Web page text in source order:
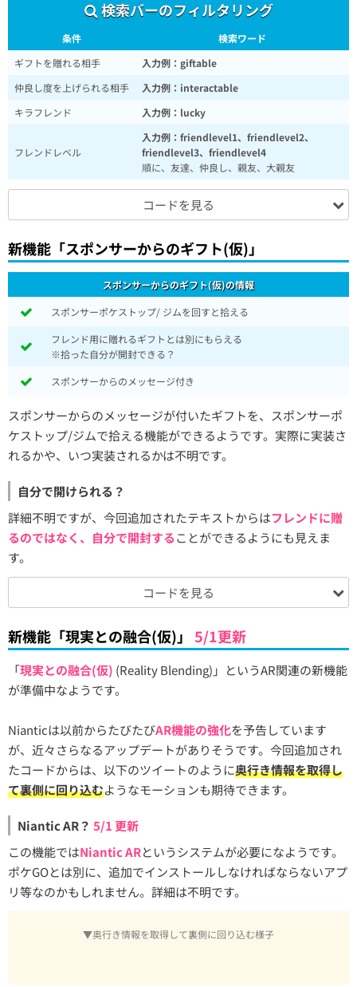
検索バーのフィルタリング
条件
検索ワード
ギフトを贈れる相手
入力例：giftable
仲良し度を上げられる相手
入力例：interactable
キラフレンド
入力例：lucky
フレンドレベル
入力例：friendlevel1、friendlevel2、
friendlevel3、friendlevel4
順に、友達、仲良し、親友、大親友
コードを見る
新機能「スポンサーからのギフト(仮)」
スポンサーからのギフト(仮)の情報
スポンサーポケストップ/ ジムを回すと拾える
フレンド用に贈れるギフトとは別にもらえる
※拾った自分が開封できる？
スポンサーからのメッセージ付き
スポンサーからのメッセージが付いたギフトを、スポンサーポ
ケストップ/ジムで拾える機能ができるようです。実際に実装さ
れるかや、いつ実装されるかは不明です。
自分で開けられる？
詳細不明ですが、今回追加されたテキストからはフレンドに贈
るのではなく、自分で開封することができるようにも見えま
す。
コードを見る
新機能「現実との融合(仮)」 5/1更新
「現実との融合(仮) (Reality Blending)」というAR関連の新機能
が準備中なようです。
Nianticは以前からたびたびAR機能の強化を予告しています
が、近々さらなるアップデートがありそうです。今回追加され
たコードからは、以下のツイートのように奥行き情報を取得し
て裏側に回り込むようなモーションも期待できます。
Niantic AR？ 5/1 更新
この機能ではNiantic ARというシステムが必要になようです。
ポケGOとは別に、追加でインストールしなければならないアプ
リ等なのかもしれません。詳細は不明です。
▼奥行き情報を取得して裏側に回り込む様子